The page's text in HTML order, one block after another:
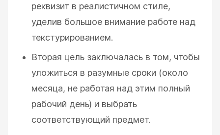
реквизит в реалистичном стиле,
уделив большое внимание работе над
текстурированием.
Вторая цель заключалась в том, чтобы
уложиться в разумные сроки (около
месяца, не работая над этим полный
рабочий день) и выбрать
соответствующий предмет.